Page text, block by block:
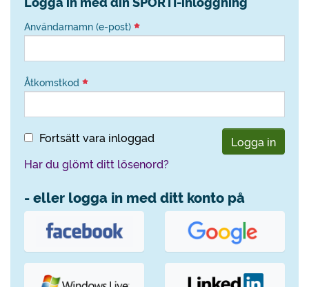
Användarnamn (e-post)
Åtkomstkod
Fortsätt vara inloggad
Logga in
Har du glömt ditt lösenord?
- eller logga in med ditt konto på